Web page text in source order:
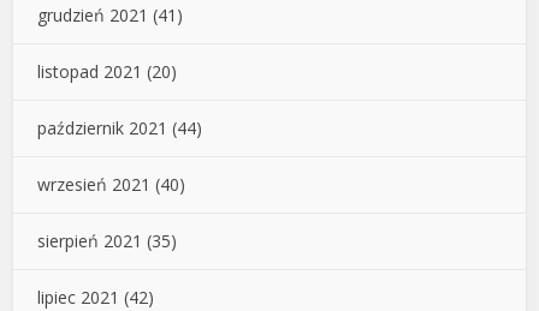
grudzień 2021 (41)
listopad 2021 (20)
październik 2021 (44)
wrzesień 2021 (40)
sierpień 2021 (35)
lipiec 2021 (42)